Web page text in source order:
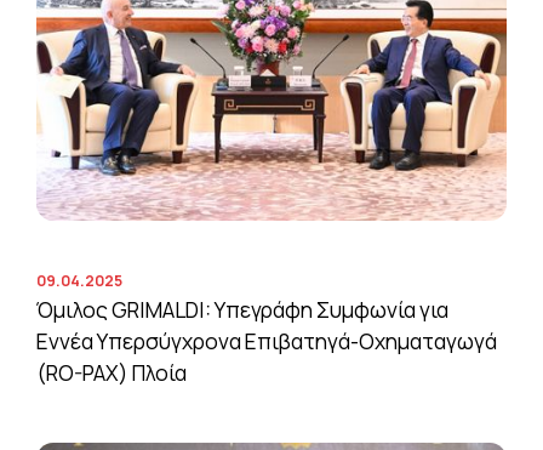
09.04.2025
Όμιλος GRIMALDI: Υπεγράφη Συμφωνία για
Εννέα Υπερσύγχρονα Επιβατηγά-Οχηματαγωγά
(RO-PAX) Πλοία